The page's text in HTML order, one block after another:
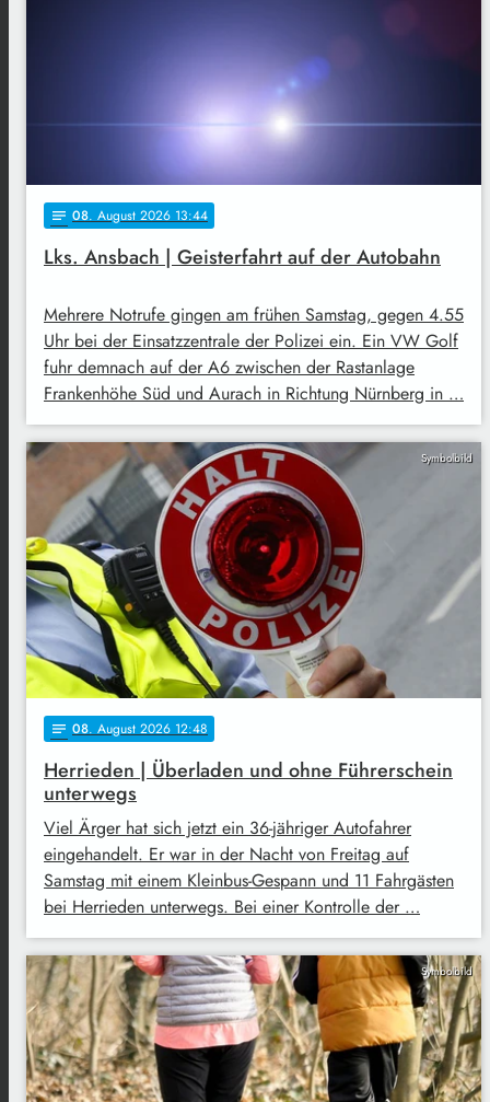
notes 08. August 2026 13:44
Lks. Ansbach | Geisterfahrt auf der Autobahn
Mehrere Notrufe gingen am frühen Samstag, gegen 4.55
Uhr bei der Einsatzzentrale der Polizei ein. Ein VW Golf
fuhr demnach auf der A6 zwischen der Rastanlage
Frankenhöhe Süd und Aurach in Richtung Nürnberg in …
Symbolbild
notes 08. August 2026 12:48
Herrieden | Überladen und ohne Führerschein
unterwegs
Viel Ärger hat sich jetzt ein 36-jähriger Autofahrer
eingehandelt. Er war in der Nacht von Freitag auf
Samstag mit einem Kleinbus-Gespann und 11 Fahrgästen
bei Herrieden unterwegs. Bei einer Kontrolle der …
Symbolbild